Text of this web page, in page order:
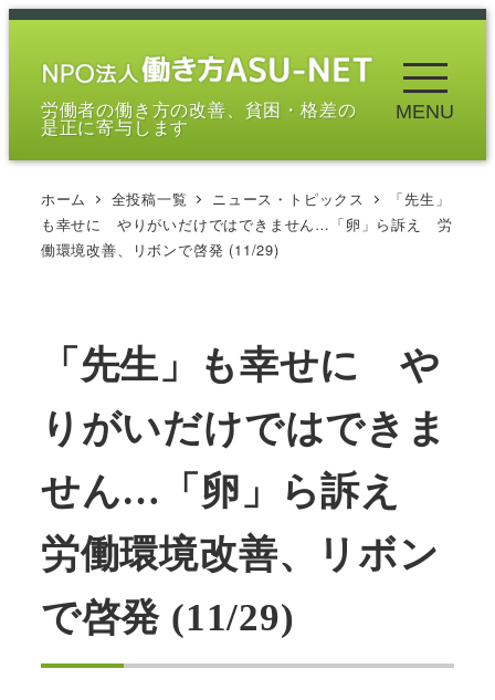
メ
労働者の働き方の改善、貧困・格差の
是正に寄与します
MENU
ホーム 全投稿一覧 ニュース・トピックス
「先生」
も幸せに やりがいだけではできません…「卵」ら訴え 労
働環境改善、リボンで啓発 (11/29)
「先生」も幸せに や
りがいだけではできま
せん…「卵」ら訴え
労働環境改善、リボン
で啓発 (11/29)